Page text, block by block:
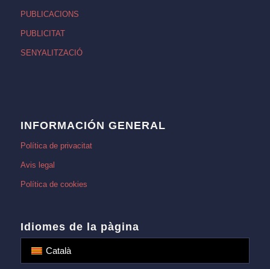
PUBLICACIONS
PUBLICITAT
SENYALITZACIÓ
INFORMACIÓN GENERAL
Política de privacitat
Avis legal
Política de cookies
Idiomes de la pàgina
Català